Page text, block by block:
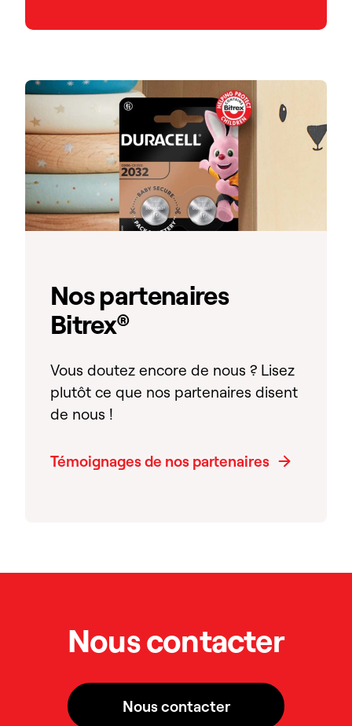
Nos partenaires
Bitrex®
Vous doutez encore de nous ? Lisez
plutôt ce que nos partenaires disent
de nous !
Témoignages de nos partenaires
Nous contacter
Nous contacter